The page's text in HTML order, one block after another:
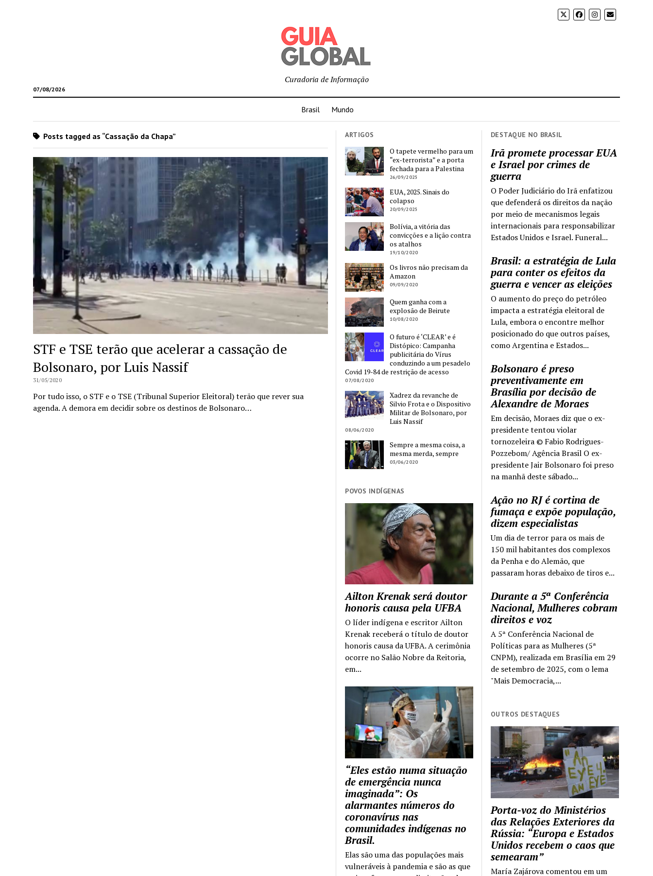
07/08/2026
Curadoria de Informação
Brasil Mundo
DESTAQUE NO BRASIL
Irã promete processar EUA
e Israel por crimes de
guerra
O Poder Judiciário do Irã enfatizou
que defenderá os direitos da nação
por meio de mecanismos legais
internacionais para responsabilizar
Estados Unidos e Israel. Funeral...
Brasil: a estratégia de Lula
para conter os efeitos da
guerra e vencer as eleições
O aumento do preço do petróleo
impacta a estratégia eleitoral de
Lula, embora o encontre melhor
posicionado do que outros países,
como Argentina e Estados...
Bolsonaro é preso
preventivamente em
Brasília por decisão de
Alexandre de Moraes
Em decisão, Moraes diz que o ex-
presidente tentou violar
tornozeleira © Fabio Rodrigues-
Pozzebom/ Agência Brasil O ex-
presidente Jair Bolsonaro foi preso
na manhã deste sábado...
Ação no RJ é cortina de
fumaça e expõe população,
dizem especialistas
Um dia de terror para os mais de
150 mil habitantes dos complexos
da Penha e do Alemão, que
passaram horas debaixo de tiros e...
Durante a 5ª Conferência
Nacional, Mulheres cobram
direitos e voz
A 5ª Conferência Nacional de
Políticas para as Mulheres (5ª
CNPM), realizada em Brasília em 29
de setembro de 2025, com o lema
"Mais Democracia,...
OUTROS DESTAQUES
Porta-voz do Ministérios
das Relações Exteriores da
Rússia: “Europa e Estados
Unidos recebem o caos que
semearam”
María Zajárova comentou em um
Posts tagged as “Cassação da Chapa”
STF e TSE terão que acelerar a cassação de
Bolsonaro, por Luis Nassif
31/05/2020
Por tudo isso, o STF e o TSE (Tribunal Superior Eleitoral) terão que rever sua
agenda. A demora em decidir sobre os destinos de Bolsonaro…
ARTIGOS
O tapete vermelho para um
“ex-terrorista” e a porta
fechada para a Palestina
26/09/2025
EUA, 2025. Sinais do
colapso
20/09/2025
Bolívia, a vitória das
convicções e a lição contra
os atalhos
19/10/2020
Os livros não precisam da
Amazon
09/09/2020
Quem ganha com a
explosão de Beirute
10/08/2020
O futuro é ‘CLEAR’ e é
Distópico: Campanha
publicitária do Vírus
conduzindo a um pesadelo
Covid 19-84 de restrição de acesso
07/08/2020
Xadrez da revanche de
Silvio Frota e o Dispositivo
Militar de Bolsonaro, por
Luis Nassif
08/06/2020
Sempre a mesma coisa, a
mesma merda, sempre
03/06/2020
POVOS INDÍGENAS
Ailton Krenak será doutor
honoris causa pela UFBA
O líder indígena e escritor Ailton
Krenak receberá o título de doutor
honoris causa da UFBA. A cerimônia
ocorre no Salão Nobre da Reitoria,
em...
“Eles estão numa situação
de emergência nunca
imaginada”: Os
alarmantes números do
coronavírus nas
comunidades indígenas no
Brasil.
Elas são uma das populações mais
vulneráveis à pandemia e são as que